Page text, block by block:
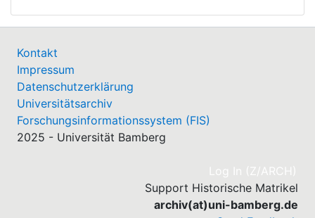
Kontakt
Impressum
Datenschutzerklärung
Universitätsarchiv
Forschungsinformationssystem (FIS)
2025 - Universität Bamberg
Log In (Z/ARCH)
Support Historische Matrikel
archiv(at)uni-bamberg.de